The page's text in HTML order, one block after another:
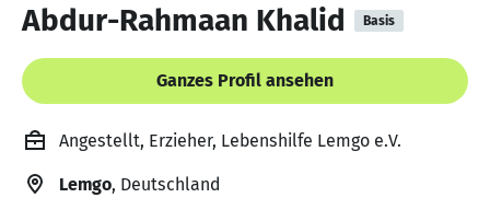
Abdur-Rahmaan Khalid Basis
Ganzes Profil ansehen
Angestellt, Erzieher, Lebenshilfe Lemgo e.V.
Lemgo, Deutschland